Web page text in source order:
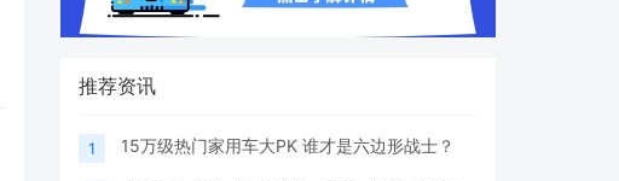
推荐资讯
1 15万级热门家用车大PK 谁才是六边形战士？